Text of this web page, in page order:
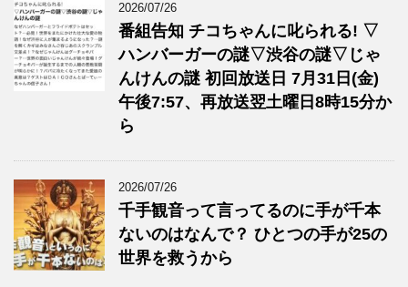
2026/07/26
番組告知 チコちゃんに叱られる! ▽
ハンバーガーの謎▽渋谷の謎▽じゃ
んけんの謎 初回放送日 7月31日(金)
午後7:57、再放送翌土曜日8時15分か
ら
2026/07/26
千手観音って言ってるのに手が千本
ないのはなんで？ ひとつの手が25の
世界を救うから